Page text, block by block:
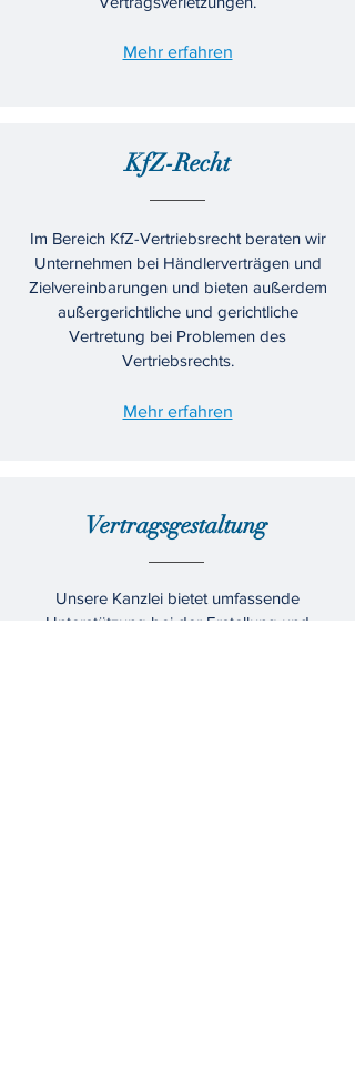
Mehr erfahren
KfZ-Recht
Im Bereich KfZ-Vertriebsrecht beraten wir
Unternehmen bei Händlerverträgen und
Zielvereinbarungen und bieten außerdem
außergerichtliche und gerichtliche
Vertretung bei Problemen des
Vertriebsrechts.
Mehr erfahren
Vertragsgestaltung
Unsere Kanzlei bietet umfassende
Unterstützung bei der Erstellung und